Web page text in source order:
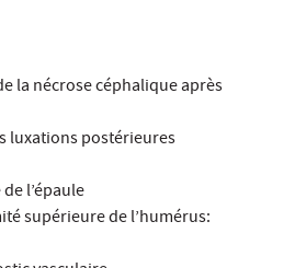
la nécrose céphalique après
luxations postérieures
l’épaule
supérieure de l’humérus: